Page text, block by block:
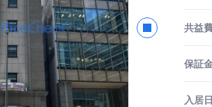
共益
保証
入居